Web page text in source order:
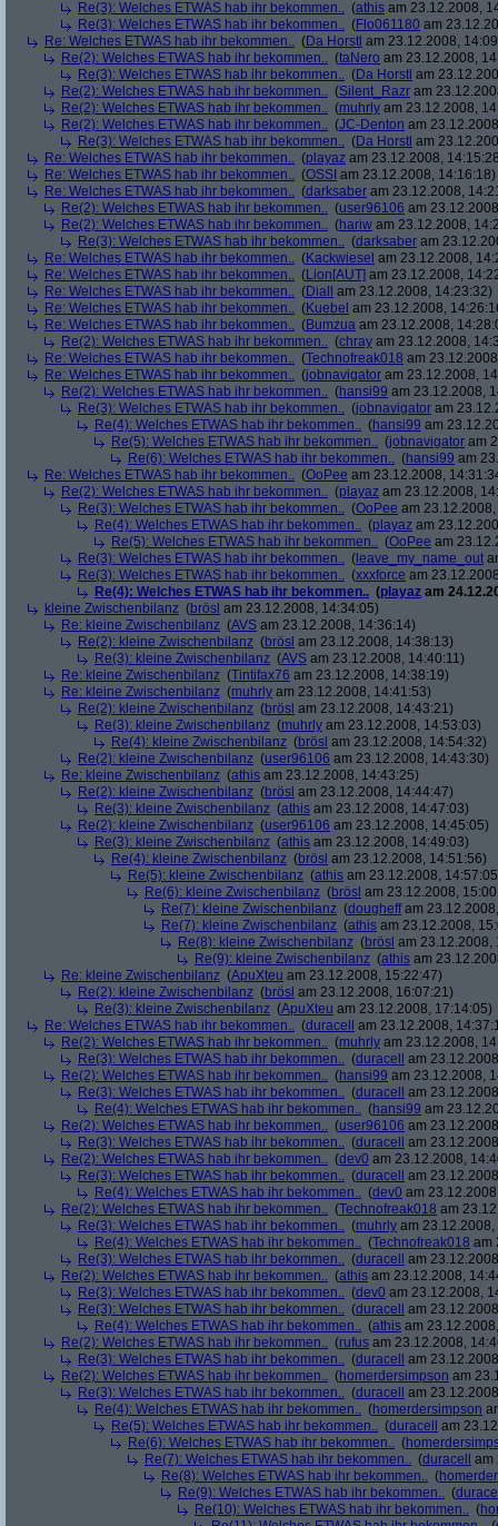
Re(3): Welches ETWAS hab ihr bekommen.. (athis am 23.12.2008,
Re(3): Welches ETWAS hab ihr bekommen.. (Flo061180 am
Re: Welches ETWAS hab ihr bekommen.. (Da Horstl am 23.12.2008,
Re(2): Welches ETWAS hab ihr bekommen.. (taNero am 23.12.2008,
Re(3): Welches ETWAS hab ihr bekommen.. (Da Horstl am
Re(2): Welches ETWAS hab ihr bekommen.. (Silent_Razr am
Re(2): Welches ETWAS hab ihr bekommen.. (muhrly am 23.12.2008,
Re(2): Welches ETWAS hab ihr bekommen.. (JC-Denton am
Re(3): Welches ETWAS hab ihr bekommen.. (Da Horstl am
Re: Welches ETWAS hab ihr bekommen.. (playaz am 23.12.2008,
Re: Welches ETWAS hab ihr bekommen.. (OSSI am 23.12.2008, 14:16:18)
Re: Welches ETWAS hab ihr bekommen.. (darksaber am 23.12.2008,
Re(2): Welches ETWAS hab ihr bekommen.. (user96106 am
Re(2): Welches ETWAS hab ihr bekommen.. (hariw am 23.12.2008,
Re(3): Welches ETWAS hab ihr bekommen.. (darksaber am
Re: Welches ETWAS hab ihr bekommen.. (Kackwiesel am 23.12.2008,
Re: Welches ETWAS hab ihr bekommen.. (Lion[AUT] am 23.12.2008,
Re: Welches ETWAS hab ihr bekommen.. (Diall
am 23.12.2008, 14:23:32)
Re: Welches ETWAS hab ihr bekommen.. (Kuebel am 23.12.2008,
Re: Welches ETWAS hab ihr bekommen.. (Bumzua am 23.12.2008,
Re(2): Welches ETWAS hab ihr bekommen.. (chray am 23.12.2008,
Re: Welches ETWAS hab ihr bekommen.. (Technofreak018 am
Re: Welches ETWAS hab ihr bekommen.. (jobnavigator am 23.12.2008,
Re(2): Welches ETWAS hab ihr bekommen.. (hansi99 am 23.12.2008,
Re(3): Welches ETWAS hab ihr bekommen.. (jobnavigator am
Re(4): Welches ETWAS hab ihr bekommen.. (hansi99 am
Re(5): Welches ETWAS hab ihr bekommen.. (jobnavigator am
Re(6): Welches ETWAS hab ihr bekommen.. (hansi99 am
Re: Welches ETWAS hab ihr bekommen.. (OoPee am 23.12.2008,
Re(2): Welches ETWAS hab ihr bekommen.. (playaz am 23.12.2008,
Re(3): Welches ETWAS hab ihr bekommen.. (OoPee am
Re(4): Welches ETWAS hab ihr bekommen.. (playaz am
Re(5): Welches ETWAS hab ihr bekommen.. (OoPee am
Re(3): Welches ETWAS hab ihr bekommen.. ( leave_my_name_out
Re(3): Welches ETWAS hab ihr bekommen.. (xxxforce am
Re(4): Welches ETWAS hab ihr bekommen.. (playaz am
kleine Zwischenbilanz (brösl am 23.12.2008, 14:34:05)
Re: kleine Zwischenbilanz (AVS am 23.12.2008, 14:36:14)
Re(2): kleine Zwischenbilanz (brösl am 23.12.2008, 14:38:13)
Re(3): kleine Zwischenbilanz (AVS am 23.12.2008, 14:40:11)
Re: kleine Zwischenbilanz (Tintifax76 am 23.12.2008, 14:38:19)
Re: kleine Zwischenbilanz (muhrly am 23.12.2008, 14:41:53)
Re(2): kleine Zwischenbilanz (brösl am 23.12.2008, 14:43:21)
Re(3): kleine Zwischenbilanz (muhrly am 23.12.2008, 14:53:03)
Re(4): kleine Zwischenbilanz (brösl am 23.12.2008, 14:54:32)
Re(2): kleine Zwischenbilanz (user96106 am 23.12.2008, 14:43:30)
Re: kleine Zwischenbilanz (athis am 23.12.2008, 14:43:25)
Re(2): kleine Zwischenbilanz (brösl am 23.12.2008, 14:44:47)
Re(3): kleine Zwischenbilanz (athis am 23.12.2008, 14:47:03)
Re(2): kleine Zwischenbilanz (user96106 am 23.12.2008, 14:45:05)
Re(3): kleine Zwischenbilanz (athis am 23.12.2008, 14:49:03)
Re(4): kleine Zwischenbilanz (brösl am 23.12.2008, 14:51:56)
Re(5): kleine Zwischenbilanz (athis am 23.12.2008,
Re(6): kleine Zwischenbilanz (brösl am 23.12.2008,
Re(7): kleine Zwischenbilanz (dougheffam
Re(7): kleine Zwischenbilanz (athis am 23.12.2008,
Re(8): kleine Zwischenbilanz (brösl am 23.12.2008,
Re(9): kleine Zwischenbilanz (athis am
Re: kleine Zwischenbilanz (ApuXteu am 23.12.2008, 15:22:47)
Re(2): kleine Zwischenbilanz (brösl am 23.12.2008, 16:07:21)
Re(3): kleine Zwischenbilanz (ApuXteu am 23.12.2008, 17:14:05)
Re: Welches ETWAS hab ihr bekommen.. (duracell
am 23.12.2008,
Re(2): Welches ETWAS hab ihr bekommen.. (muhrly am 23.12.2008,
Re(3): Welches ETWAS hab ihr bekommen.. (duracell
am
Re(2): Welches ETWAS hab ihr bekommen.. (hansi99 am 23.12.2008,
Re(3): Welches ETWAS hab ihr bekommen.. (duracell
am
Re(4): Welches ETWAS hab ihr bekommen.. (hansi99 am
Re(2): Welches ETWAS hab ihr bekommen.. (user96106 am
Re(3): Welches ETWAS hab ihr bekommen.. (duracell
am
Re(2): Welches ETWAS hab ihr bekommen.. (dev0 am 23.12.2008,
Re(3): Welches ETWAS hab ihr bekommen.. (duracell
am
Re(4): Welches ETWAS hab ihr bekommen.. (dev0 am
Re(2): Welches ETWAS hab ihr bekommen.. (Technofreak018 am
Re(3): Welches ETWAS hab ihr bekommen.. (muhrly am
Re(4): Welches ETWAS hab ihr bekommen.. (Technofreak018 am
Re(3): Welches ETWAS hab ihr bekommen.. (duracell
am
Re(2): Welches ETWAS hab ihr bekommen.. (athis am 23.12.2008,
Re(3): Welches ETWAS hab ihr bekommen.. (dev0 am 23.12.2008,
Re(3): Welches ETWAS hab ihr bekommen.. (duracell
am
Re(4): Welches ETWAS hab ihr bekommen.. (athis am
Re(2): Welches ETWAS hab ihr bekommen.. (rufus am 23.12.2008,
Re(3): Welches ETWAS hab ihr bekommen.. (duracell
am
Re(2): Welches ETWAS hab ihr bekommen.. (homerdersimpson am
Re(3): Welches ETWAS hab ihr bekommen.. (duracell
am
Re(4): Welches ETWAS hab ihr bekommen.. (homerdersimpson
Re(5): Welches ETWAS hab ihr bekommen.. (duracell
am
Re(6): Welches ETWAS hab ihr bekommen.. (
Re(7): Welches ETWAS hab ihr bekommen.. (duracell
am
Re(8): Welches ETWAS hab ihr bekommen.. (
Re(9): Welches ETWAS hab ihr bekommen.. (
Re(10): Welches ETWAS hab ihr bekommen.. (